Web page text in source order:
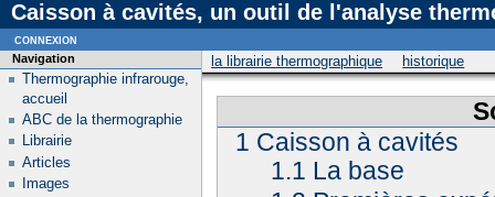
Caisson à cavités, un outil de l'analyse
la librairie thermographique historique
1 Caisson à cavités
1.1 La base
Navigation
Thermographie infrarouge,
accueil
ABC de la thermographie
Librairie
Articles
Images
connexion